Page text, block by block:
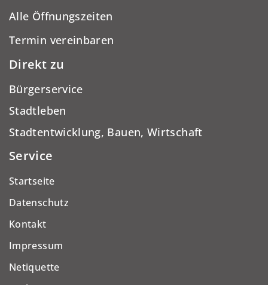
Alle Öffnungszeiten
Termin vereinbaren
Direkt zu
Bürgerservice
Stadtleben
Stadtentwicklung, Bauen, Wirtschaft
Service
Startseite
Datenschutz
Kontakt
Impressum
Netiquette